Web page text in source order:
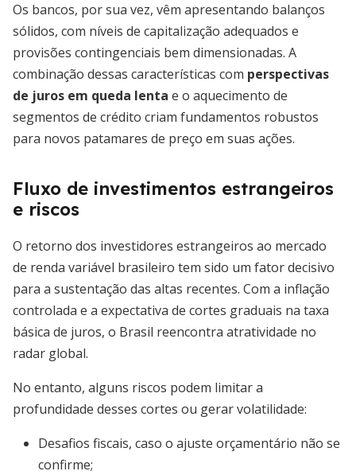
Os bancos, por sua vez, vêm apresentando balanços
sólidos, com níveis de capitalização adequados e
provisões contingenciais bem dimensionadas. A
combinação dessas características com perspectivas
de juros em queda lenta e o aquecimento de
segmentos de crédito criam fundamentos robustos
para novos patamares de preço em suas ações.
Fluxo de investimentos estrangeiros
e riscos
O retorno dos investidores estrangeiros ao mercado
de renda variável brasileiro tem sido um fator decisivo
para a sustentação das altas recentes. Com a inflação
controlada e a expectativa de cortes graduais na taxa
básica de juros, o Brasil reencontra atratividade no
radar global.
No entanto, alguns riscos podem limitar a
profundidade desses cortes ou gerar volatilidade:
Desafios fiscais, caso o ajuste orçamentário não se
confirme;